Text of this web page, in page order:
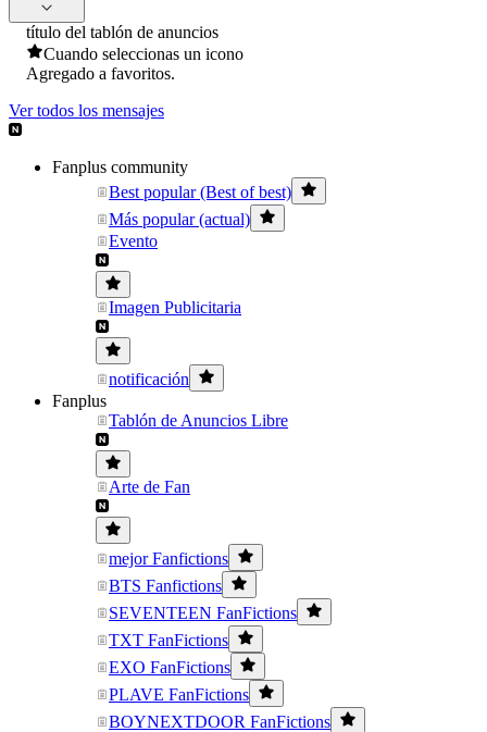
título del tablón de anuncios
Cuando seleccionas un icono
Agregado a favoritos.
Ver todos los mensajes
Fanplus community
Best popular (Best of best)
Más popular (actual)
Evento
Imagen Publicitaria
notificación
Fanplus
Tablón de Anuncios Libre
Arte de Fan
mejor Fanfictions
BTS Fanfictions
SEVENTEEN FanFictions
TXT FanFictions
EXO FanFictions
PLAVE FanFictions
BOYNEXTDOOR FanFictions